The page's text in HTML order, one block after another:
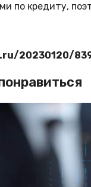
по кредиту,
20230120/